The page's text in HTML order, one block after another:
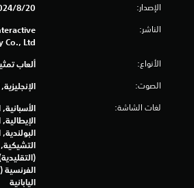
الإصدار: 20‏/8‏/2024
الناشر:
Co., Ltd.
الأنواع: ألعاب
الصوت:
لغات الشاشة:
الأسبانية,
الإيطالية,
البولندية,
الفرنسية
اليابانية